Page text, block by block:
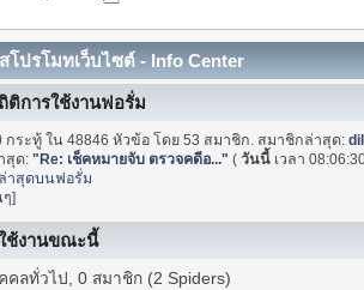
โปรโมทเว็บไซต์ - Info Center
ติการใช้งานฟอรั่ม
กระทู้ ใน 48846 หัวข้อ โดย 53 สมาชิก. สมาชิกล่าสุด:
สุด:"Re: เช็คหมายจับ ตรวจคดีอ..." (วันนี้ เวลา
าสุดบนฟอรั่ม
]
ช้งานขณะนี้
คลทั่วไป, 0 สมาชิก (2 Spiders)